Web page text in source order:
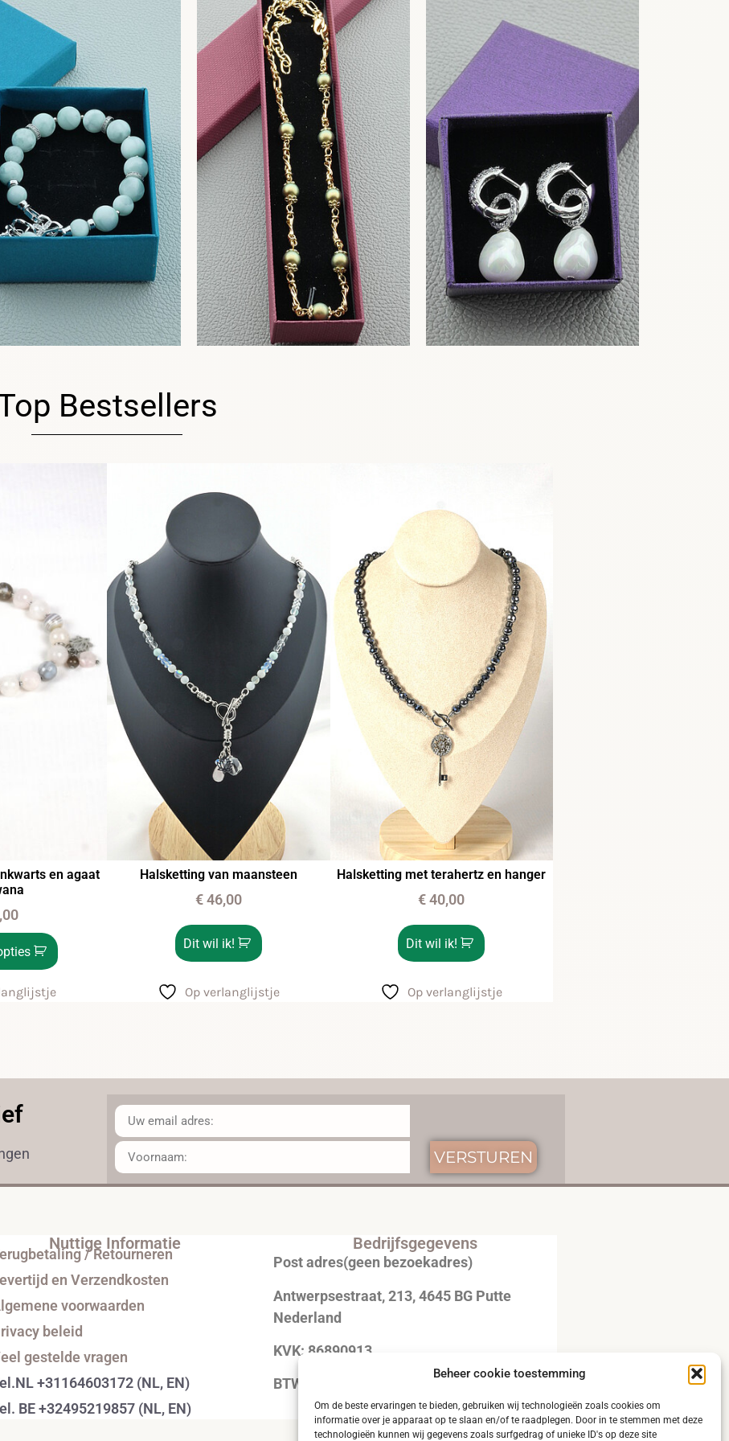
Beheer cookie toestemming
Om de beste ervaringen te bieden, gebruiken wij technologieën zoals cookies om
informatie over je apparaat op te slaan en/of te raadplegen. Door in te stemmen met deze
technologieën kunnen wij gegevens zoals surfgedrag of unieke ID's op deze site
Bestsellers
en agaat
Halsketting van maansteen
€46,00
Dit wil ik!
Op verlanglijstje
Halsketting met terahertz en hanger
€40,00
Dit wil ik!
Op verlanglijstje
VERSTUREN
Nuttige Informatie
/ Retourneren
en Verzendkosten
voorwaarden
beleid
gestelde vragen
+31164603172 (NL, EN)
BE +32495219857 (NL, EN)
Bedrijfsgegevens
Post adres(geen bezoekadres)
Antwerpsestraat, 213, 4645 BG Putte
Nederland
KVK: 86890913
BTW: NL004320792B51